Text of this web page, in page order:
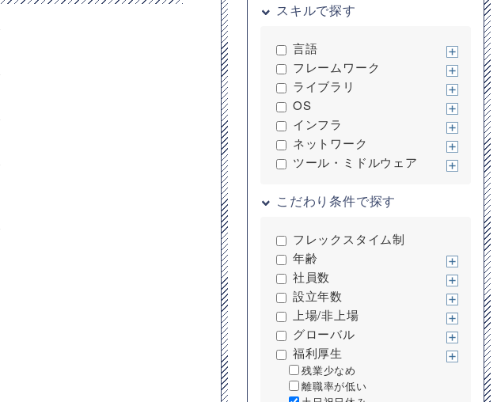
スキルで探す
言語
フレームワーク
ライブラリ
OS
インフラ
ネットワーク
ツール・ミドルウェア
こだわり条件で探す
フレックスタイム制
年齢
社員数
設立年数
上場/非上場
グローバル
福利厚生
残業少なめ
離職率が低い